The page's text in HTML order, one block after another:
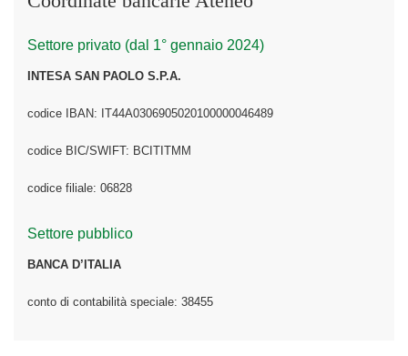
Settore privato (dal 1° gennaio 2024)
INTESA SAN PAOLO S.P.A.
codice IBAN: IT44A0306905020100000046489
codice BIC/SWIFT: BCITITMM
codice filiale: 06828
Settore pubblico
BANCA D’ITALIA
conto di contabilità speciale: 38455